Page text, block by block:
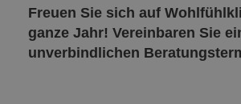
Freuen Sie sich auf
ganze Jahr! Vereinbaren Sie
unverbindlichen